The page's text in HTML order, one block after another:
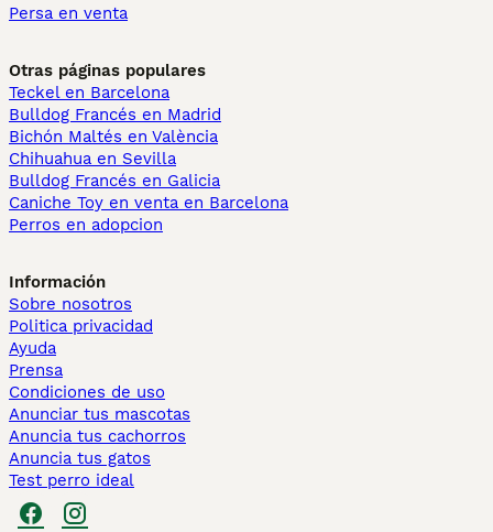
Persa en venta
Otras páginas populares
Teckel en Barcelona
Bulldog Francés en Madrid
Bichón Maltés en València
Chihuahua en Sevilla
Bulldog Francés en Galicia
Caniche Toy en venta en Barcelona
Perros en adopcion
Información
Sobre nosotros
Politica privacidad
Ayuda
Prensa
Condiciones de uso
Anunciar tus mascotas
Anuncia tus cachorros
Anuncia tus gatos
Test perro ideal